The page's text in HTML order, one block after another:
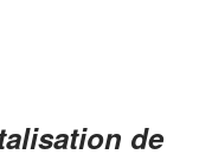
de